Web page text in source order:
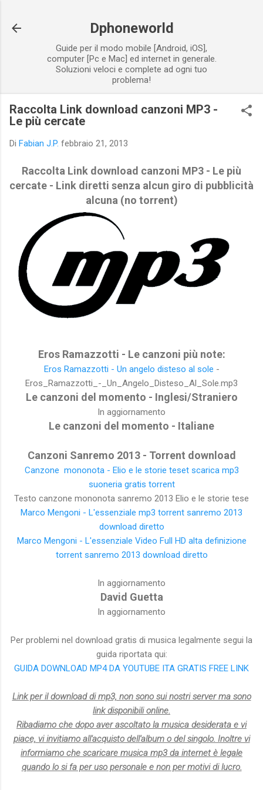
Dphoneworld
Guide per il modo mobile [Android, iOS],
computer [Pc e Mac] ed internet in generale.
Soluzioni veloci e complete ad ogni tuo
problema!
Raccolta Link download canzoni MP3 -
Le più cercate
Di Fabian J.P. febbraio 21, 2013
Raccolta Link download canzoni MP3 - Le più
cercate - Link diretti senza alcun giro di pubblicità
alcuna (no torrent)
Eros Ramazzotti - Le canzoni più note:
Eros Ramazzotti - Un angelo disteso al sole -
Eros_Ramazzotti_-_Un_Angelo_Disteso_Al_Sole.mp3
Le canzoni del momento - Inglesi/Straniero
In aggiornamento
Le canzoni del momento - Italiane
Canzoni Sanremo 2013 - Torrent download
Canzone mononota - Elio e le storie teset scarica mp3
suoneria gratis torrent
Testo canzone mononota sanremo 2013 Elio e le storie tese
Marco Mengoni - L'essenziale mp3 torrent sanremo 2013
download diretto
Marco Mengoni - L'essenziale Video Full HD alta definizione
torrent sanremo 2013 download diretto
In aggiornamento
David Guetta
In aggiornamento
Per problemi nel download gratis di musica legalmente segui la
guida riportata qui:
GUIDA DOWNLOAD MP4 DA YOUTUBE ITA GRATIS FREE LINK
Link per il download di mp3, non sono sui nostri server ma sono
link disponibili online.
Ribadiamo che dopo aver ascoltato la musica desiderata e vi
piace, vi invitiamo all'acquisto dell'album o del singolo. Inoltre vi
informiamo che scaricare musica mp3 da internet è legale
quando lo si fa per uso personale e non per motivi di lucro.